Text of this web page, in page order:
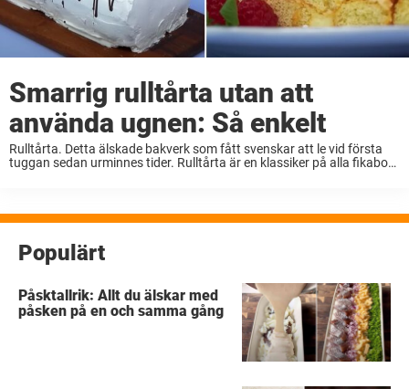
Smarrig rulltårta utan att
använda ugnen: Så enkelt
Rulltårta. Detta älskade bakverk som fått svenskar att le vid första
tuggan sedan urminnes tider. Rulltårta är en klassiker på alla fikabord
Populärt
Påsktallrik: Allt du älskar med
påsken på en och samma gång